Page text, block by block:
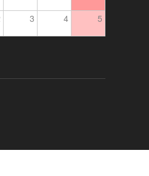
3 4 5